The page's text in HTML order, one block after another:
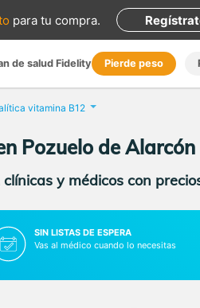
para tu compra.
de salud Fidelity Pierde peso
vitamina B12
Pozuelo de Alarcón
y médicos con
SIN LISTAS DE ESPERA
Vas al médico cuando lo necesitas